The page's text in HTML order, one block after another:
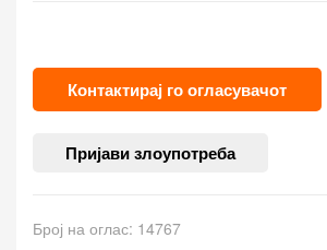
Контактирај го огласувачот
Пријави злоупотреба
Број на оглас: 14767